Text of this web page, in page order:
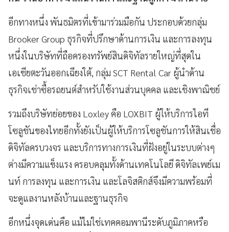
อีกทางหนึ่ง พันธมิตรที่เข้ามาร่วมมือกัน ประกอบด้วยกลุ่ม
Brooker Group ธุรกิจที่ปรึกษาด้านการเงิน และการลงทุน
หนึ่งในบริษัทที่ถือครองทรัพย์สินดิจิทัลรายใหญ่ที่สุดใน
เอเชียตะวันออกเฉียงใต้, กลุ่ม SCT Rental Car ผู้นำด้าน
ธุรกิจเช่าซื้อรถยนต์สำหรับใช้งานส่วนบุคคล และเชิงพาณิชย์
รวมถึงบริษัทย่อยของ Loxley คือ LOXBIT ผู้ให้บริการไอที
โซลูชันของไทยอีกทั้งยังเป็นผู้ให้บริการโซลูชันการให้สินเชื่อ
ดิจิทัลครบวงจร และบริการทางการเงินที่ฝังอยู่ในระบบต่างๆ
ต่างมีความแข็งแรง ครอบคลุมทั้งด้านเทคโนโลยี ดิจิทัลเพย์เม
นท์ การลงทุน และการเงิน และโลจิสติกส์จึงมีความพร้อมที่
จะดูแลงานหลังบ้านและฐานธุรกิจ
อีกหนึ่งจุดเด่นคือ แม้ไม่ใช่เทคคอมพานีระดับภูมิภาคหรือ